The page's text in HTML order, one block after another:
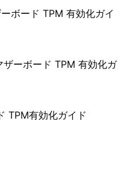
ボード TPM 有効化ガイ
ザーボード TPM 有効化ガ
TPM有効化ガイド